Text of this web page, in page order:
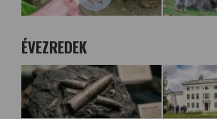
ÉVEZREDEK